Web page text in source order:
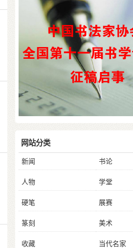
网站分类
新闻 书论
人物 学堂
硬笔 展赛
篆刻 美术
收藏 当代名家